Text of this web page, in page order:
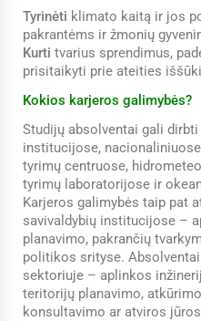
Tyrinėti klimato kaitą ir jos
pakrantėms ir žmonių
Kurti tvarius sprendimus,
prisitaikyti prie ateities
Kokios karjeros galimybės?
Studijų absolventai gali
institucijose,
tyrimų centruose,
tyrimų laboratorijose ir
Karjeros galimybės taip pat
savivaldybių institucijose –
planavimo, pakrančių
politikos srityse.
sektoriuje – aplinkos
teritorijų planavimo,
konsultavimo ar atviros